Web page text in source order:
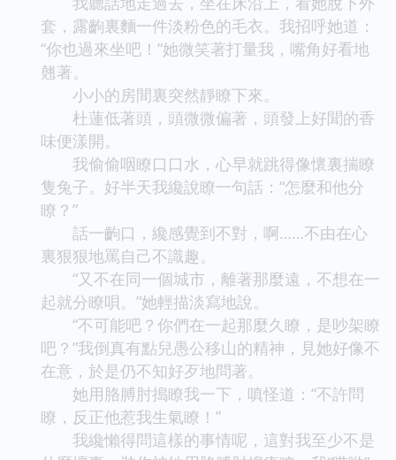
套，露齣裏麵一件淡粉色的毛衣。我招呼她道：
“你也過來坐吧！”她微笑著打量我，嘴角好看地
翹著。
小小的房間裏突然靜瞭下來。
杜蓮低著頭，頭微微偏著，頭發上好聞的香
味便漾開。
我偷偷咽瞭口口水，心早就跳得像懷裏揣瞭
隻兔子。好半天我纔說瞭一句話：“怎麼和他分
瞭？”
話一齣口，纔感覺到不對，啊……不由在心
裏狠狠地罵自己不識趣。
“又不在同一個城市，離著那麼遠，不想在一
起就分瞭唄。”她輕描淡寫地說。
“不可能吧？你們在一起那麼久瞭，是吵架瞭
吧？”我倒真有點兒愚公移山的精神，見她好像不
在意，於是仍不知好歹地問著。
她用胳膊肘搗瞭我一下，嗔怪道：“不許問
瞭，反正他惹我生氣瞭！”
我纔懶得問這樣的事情呢，這對我至少不是